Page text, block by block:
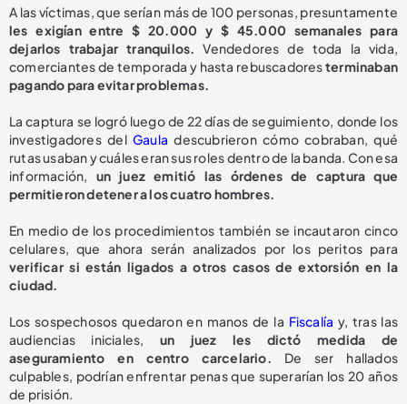
A las víctimas, que serían más de 100 personas, presuntamente
les exigían entre $ 20.000 y $ 45.000 semanales para
dejarlos trabajar tranquilos. Vendedores de toda la vida,
comerciantes de temporada y hasta rebuscadoresterminaban
pagando para evitar problemas.
La captura se logró luego de 22 días de seguimiento, donde los
investigadores delGaula descubrieron cómo cobraban, qué
rutas usaban y cuáles eran sus roles dentro de la banda. Con esa
información, un juez emitió las órdenes de captura que
permitieron detener a los cuatro hombres.
En medio de los procedimientos también se incautaron cinco
celulares, que ahora serán analizados por los peritos para
verificar si están ligados a otros casos de extorsión en la
ciudad.
Los sospechosos quedaron en manos de la Fiscalía y, tras las
audiencias iniciales, un juez les dictó medida de
aseguramiento en centro carcelario. De ser hallados
culpables, podrían enfrentar penas que superarían los 20 años
de prisión.